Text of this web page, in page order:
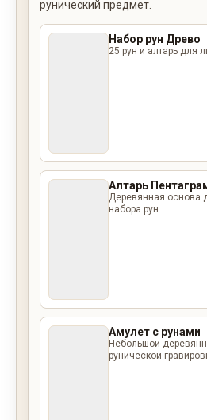
рунический предмет.
Набор рун Древо
25 рун и алтарь для
Алтарь
Деревянная основа
набора рун.
Амулет с рунами
Небольшой
рунической